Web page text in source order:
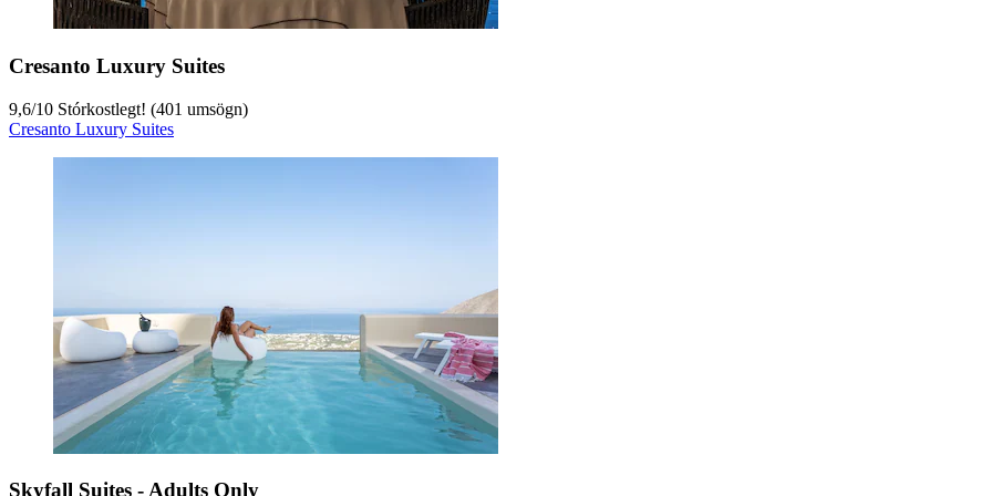
Cresanto Luxury Suites
9,6/10 Stórkostlegt! (401 umsögn)
Cresanto Luxury Suites
Skyfall Suites - Adults Only